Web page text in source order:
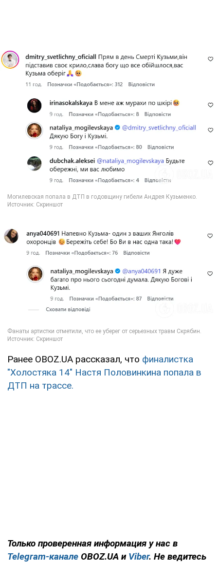
Ранее OBOZ.UA рассказал, что финалистка
"Холостяка 14" Настя Половинкина попала в
ДТП на трассе.
Только проверенная информация у нас в
Telegram-канале OBOZ.UA и Viber. Не ведитесь